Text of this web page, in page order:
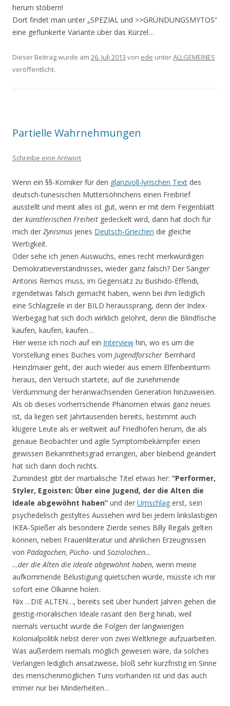
herum stöbern!
Dort findet man unter „SPEZIAL und >>GRÜNDUNGSMYTOS“
eine geflunkerte Variante über das Kürzel…
Dieser Beitrag wurde am 26. Juli 2013 von ede unterALLGEMEINES
veröffentlicht.
Partielle Wahrnehmungen
Schreibe eine Antwort
Wenn ein §§-Komiker für den glanzvoll-lyrischen Text des
deutsch-tunesischen Muttersöhnchens einen Freibrief
ausstellt und meint alles ist gut, wenn er mit dem Feigenblatt
der künstlerischen Freiheit gedeckelt wird, dann hat doch für
mich der Zynismus jenes Deutsch-Griechen die gleiche
Wertigkeit.
Oder sehe ich jenen Auswuchs, eines recht merkwürdigen
Demokratieverständnisses, wieder ganz falsch? Der Sänger
Antonis Remos muss, im Gegensatz zu Bushido-Effendi,
irgendetwas falsch gemacht haben, wenn bei ihm lediglich
eine Schlagzeile in der BILD heraussprang, denn der Index-
Werbegag hat sich doch wirklich gelohnt, denn die Blindfische
kaufen, kaufen, kaufen…
Hier weise ich noch auf ein Interview hin, wo es um die
Vorstellung eines Buches vom Jugendforscher Bernhard
Heinzlmaier geht, der auch wieder aus einem Elfenbeinturm
heraus, den Versuch startete, auf die zunehmende
Verdummung der heranwachsenden Generation hinzuweisen.
Als ob dieses vorherrschende Phänomen etwas ganz neues
ist, da liegen seit Jahrtausenden bereits, bestimmt auch
klügere Leute als er weltweit auf Friedhöfen herum, die als
genaue Beobachter und agile Symptombekämpfer einen
gewissen Bekanntheitsgrad errangen, aber bleibend geändert
hat sich dann doch nichts.
Zumindest gibt der martialische Titel etwas her: “Performer,
Styler, Egoisten: Über eine Jugend, der die Alten die
Ideale abgewöhnt haben” und der Umschlag erst, sein
psychedelisch gestyltes Aussehen wird bei jedem linkslastigen
IKEA-Spießer als besondere Zierde seines Billy Regals gelten
können, neben Frauenliteratur und ähnlichen Erzeugnissen
von Pädagochen, Pücho- und Soziolochen…
…der die Alten die Ideale abgewöhnt haben, wenn meine
aufkommende Belustigung quietschen würde, müsste ich mir
sofort eine Ölkanne holen.
Nix …DIE ALTEN…, bereits seit über hundert Jahren gehen die
geistig-moralischen Ideale rasant den Berg hinab, weil
niemals versucht wurde die Folgen der langwierigen
Kolonialpolitik nebst derer von zwei Weltkriege aufzuarbeiten.
Was außerdem niemals möglich gewesen wäre, da solches
Verlangen lediglich ansatzweise, bloß sehr kurzfristig im Sinne
des menschenmöglichen Tuns vorhanden ist und das auch
immer nur bei Minderheiten…